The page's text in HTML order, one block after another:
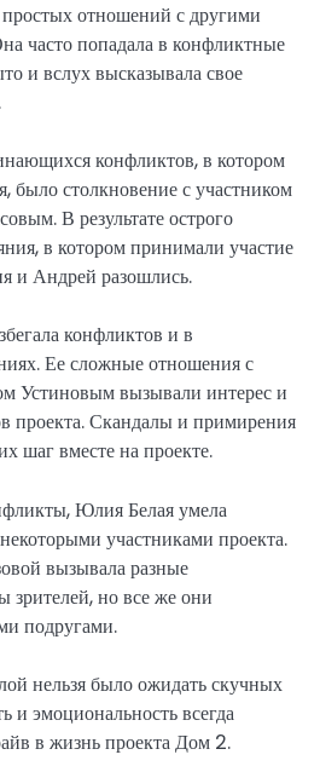
отношений с другими
часто попадала в конфликтные
и вслух высказывала свое
конфликтов, в котором
было столкновение с участником
В результате острого
в котором принимали участие
и Андрей разошлись.
конфликтов и в
Ее сложные отношения с
Устиновым вызывали интерес и
проекта. Скандалы и примирения
шаг вместе на проекте.
Юлия Белая умела
участниками проекта.
вызывала разные
зрителей, но все же они
подругами.
нельзя было ожидать скучных
и эмоциональность всегда
в жизнь проекта Дом 2.